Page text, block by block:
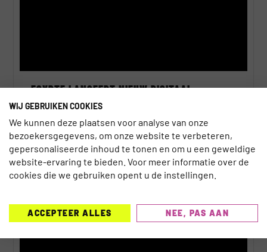
EGYPTE LANCEERT NIEUW DIGITAAL
VISUMSYSTEEM
Dylan Cinjee 5 augustus 2026
WIJ GEBRUIKEN COOKIES
We kunnen deze plaatsen voor analyse van onze
bezoekersgegevens, om onze website te verbeteren,
gepersonaliseerde inhoud te tonen en om u een geweldige
website-ervaring te bieden. Voor meer informatie over de
cookies die we gebruiken opent u de instellingen.
ACCEPTEER ALLES NEE, PAS AAN